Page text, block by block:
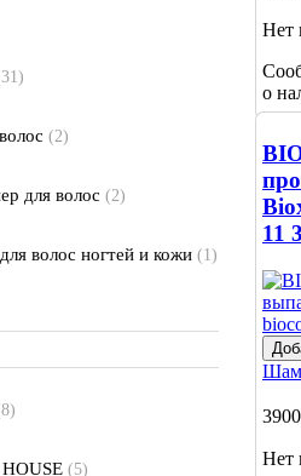
(2)
для волос (2)
волос ногтей и кожи (1)
(5)
Нет
о
11
Нет